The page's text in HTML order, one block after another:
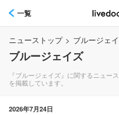
一覧
ニューストップ > ブルージェ
ブルージェイズ
『ブルージェイズ』に関するニュー
を掲載しています。
2026年7月24日